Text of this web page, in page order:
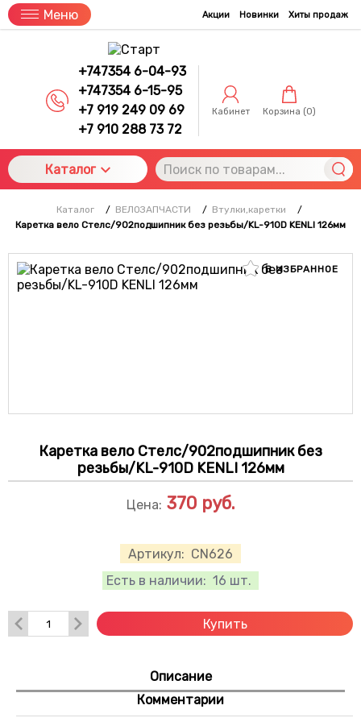
Меню Акции Новинки Хиты продаж
+747354 6-04-93
+747354 6-15-95
+7 919 249 09 69
+7 910 288 73 72
Кабинет Корзина (0)
Каталог
Каталог / ВЕЛОЗАПЧАСТИ / Втулки,каретки
/
Каретка вело Стелс/902подшипник без резьбы/KL-910D KENLI 126мм
В ИЗБРАННОЕ
Каретка вело Стелс/902подшипник без
резьбы/KL-910D KENLI 126мм
Артикул: CN626
Есть в наличии: 16 шт.
Цена: 370 руб.
Купить
Описание
Комментарии